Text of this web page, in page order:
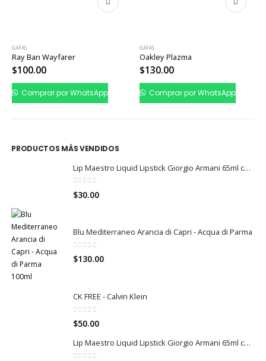
GAFAS
Ray Ban Wayfarer
$100.00
Comprar por WhatsApp
GAFAS
Oakley Plazma
$130.00
Comprar por WhatsApp
PRODUCTOS MÁS VENDIDOS
Lip Maestro Liquid Lipstick Giorgio Armani 65ml color 400
0
$30.00
Blu Mediterraneo Arancia di Capri - Acqua di Parma
0out of 5
$130.00
CK FREE - Calvin Klein
0
$50.00
Lip Maestro Liquid Lipstick Giorgio Armani 65ml color 405